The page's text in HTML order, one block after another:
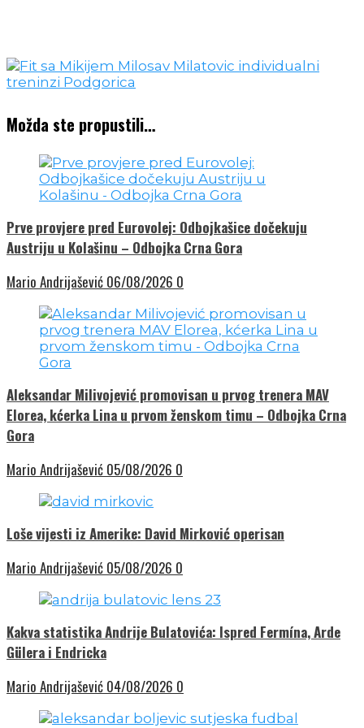
Možda ste propustili…
Prve provjere pred Eurovolej: Odbojkašice dočekuju
Austriju u Kolašinu – Odbojka Crna Gora
Mario Andrijašević 06/08/2026 0
Aleksandar Milivojević promovisan u prvog trenera MAV
Elorea, kćerka Lina u prvom ženskom timu – Odbojka Crna
Gora
Mario Andrijašević 05/08/2026 0
Loše vijesti iz Amerike: David Mirković operisan
Mario Andrijašević 05/08/2026 0
Kakva statistika Andrije Bulatovića: Ispred Fermína, Arde
Gülera i Endricka
Mario Andrijašević 04/08/2026 0